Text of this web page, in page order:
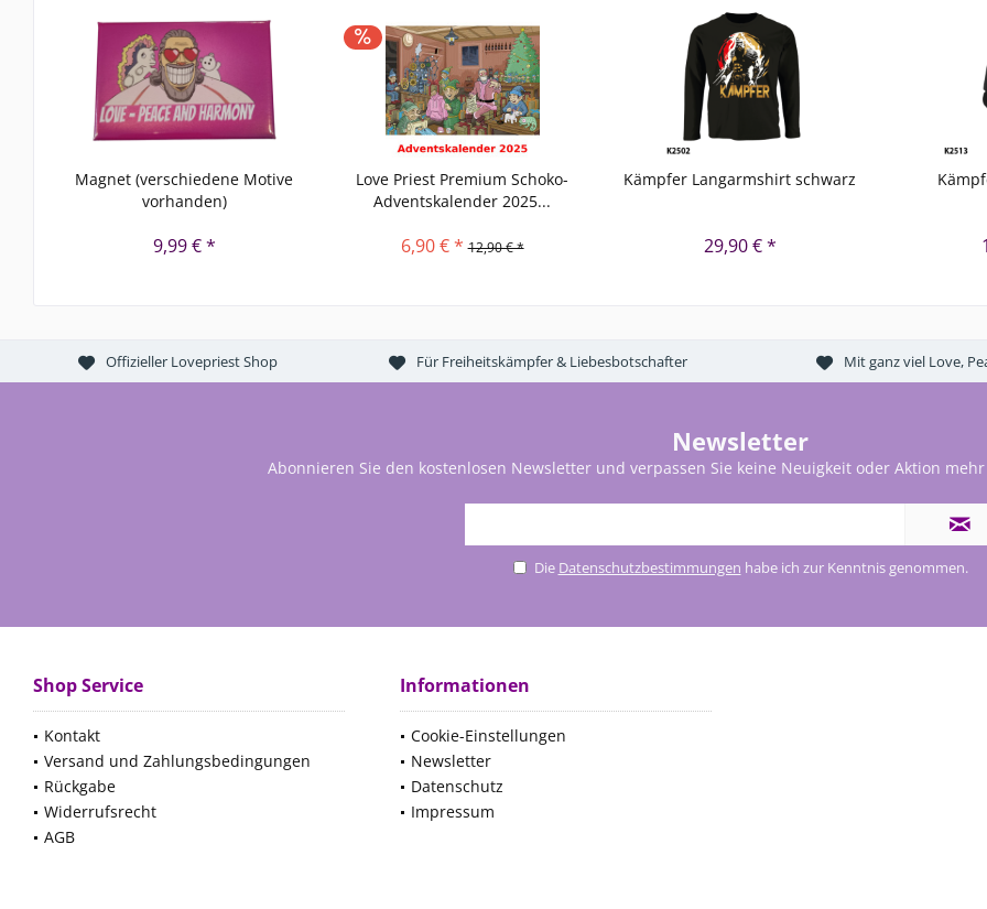
Magnet (verschiedene Motive
vorhanden)
9,99 € *
Love Priest Premium Schoko-
Adventskalender 2025...
6,90 € * 12,90 € *
Kämpfer Langarmshirt schwarz
29,90 € *
Offizieller Lovepriest Shop Für Freiheitskämpfer & Liebesbotschafter Mit ganz viel Love,
Newsletter
Abonnieren Sie den kostenlosen Newsletter und verpassen Sie keine Neuigkeit oder Aktion
Die Datenschutzbestimmungen habe ich zur Kenntnis genommen.
Shop Service
Kontakt
Versand und Zahlungsbedingungen
Rückgabe
Widerrufsrecht
AGB
Informationen
Cookie-Einstellungen
Newsletter
Datenschutz
Impressum